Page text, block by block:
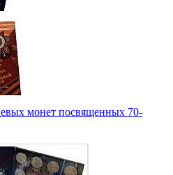
монет посвященных 70-